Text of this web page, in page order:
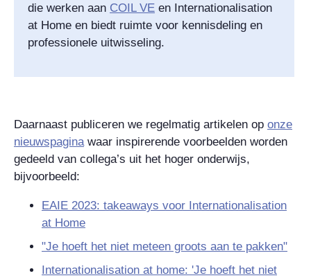
die werken aan COIL VE en Internationalisation
at Home en biedt ruimte voor kennisdeling en
professionele uitwisseling.
Daarnaast publiceren we regelmatig artikelen op onze
nieuwspaginawaar inspirerende voorbeelden worden
gedeeld van collega’s uit het hoger onderwijs,
bijvoorbeeld:
EAIE 2023: takeaways voor Internationalisation
at Home
"Je hoeft het niet meteen groots aan te pakken"
Internationalisation at home: 'Je hoeft het niet